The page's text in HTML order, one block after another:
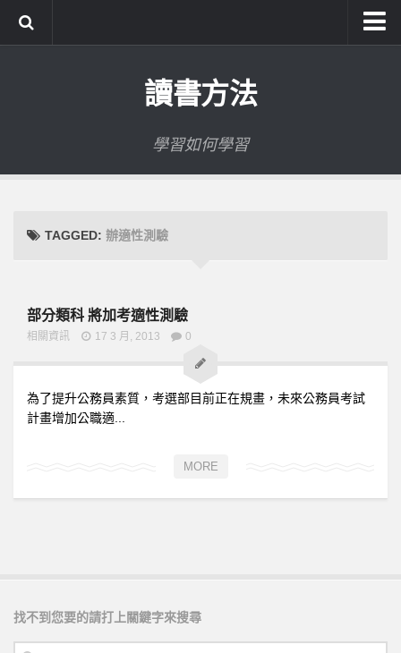
讀書方法
學習如何學習
TAGGED: 辦適性測驗
部分類科 將加考適性測驗
相關資訊 17 3 月, 2013 0
為了提升公務員素質，考選部目前正在規畫，未來公務員考試
計畫增加公職適...
MORE
找不到您要的請打上關鍵字來搜尋